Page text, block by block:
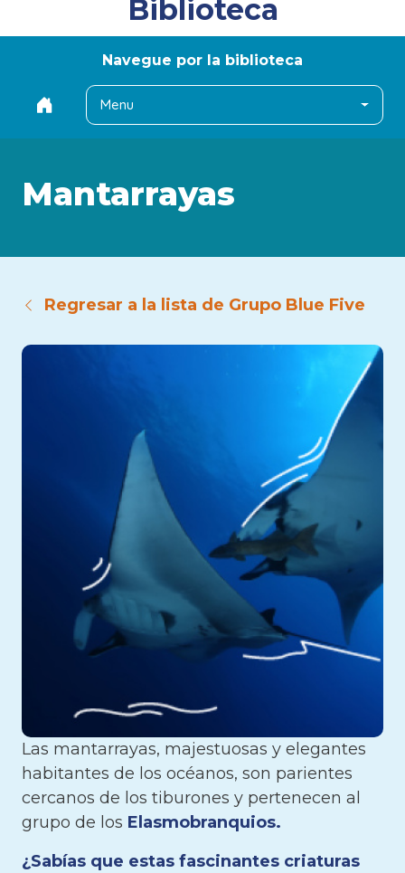
Biblioteca
Navegue por la biblioteca
Menu
Mantarrayas
Regresar a la lista de Grupo Blue Five
Las mantarrayas, majestuosas y elegantes
habitantes de los océanos, son parientes
cercanos de los tiburones y pertenecen al
grupo de los Elasmobranquios.
¿Sabías que estas fascinantes criaturas